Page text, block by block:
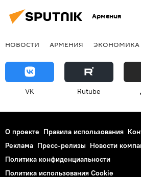
Армения
НОВОСТИ АРМЕНИЯ ЭКОНОМИКА
VK Rutube
О проекте Правила использования
Реклама Пресс-релизы Новости
Политика конфиденциальности
Политика использования Cookie